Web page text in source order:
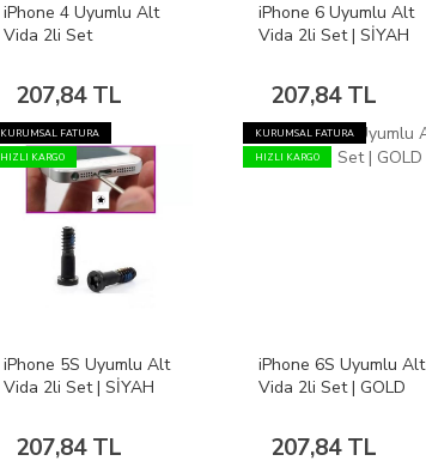
iPhone 4 Uyumlu Alt
Vida 2li Set
207,84 TL
iPhone 6 Uyumlu Alt
Vida 2li Set | SİYAH
207,84 TL
KURUMSAL FATURA
HIZLI KARGO
iPhone 5S Uyumlu Alt
Vida 2li Set | SİYAH
207,84 TL
KURUMSAL FATURA
HIZLI KARGO
iPhone 6S Uyumlu Alt
Vida 2li Set | GOLD
207,84 TL